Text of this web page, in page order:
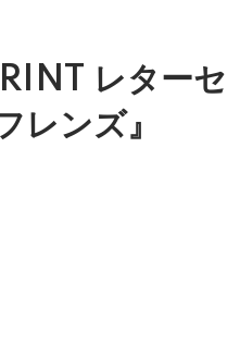
レターセ
レンズ』